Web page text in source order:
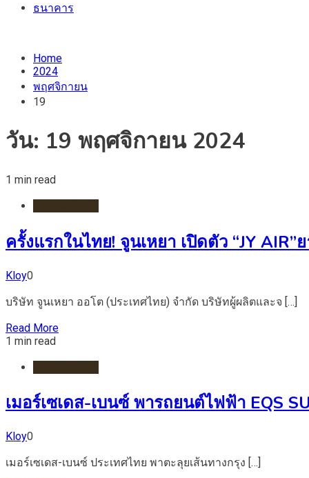
ธนาคาร
Home
2024
พฤศจิกายน
19
วัน: 19 พฤศจิกายน 2024
1 min read
ครั้งแรกในไทย! จูนเหยา เปิดตัว “JY
Kloy0
บริษัท จูนเหยา ออโต (ประเทศไทย) จำกัด บริษัทผู้ผลิตและจ […]
Read More
1 min read
เมอร์เซเดส-เบนซ์ พารถยนต์ไฟฟ้า EQS
Kloy0
เมอร์เซเดส-เบนซ์ ประเทศไทย พาตะลุยเส้นทางกรุง […]